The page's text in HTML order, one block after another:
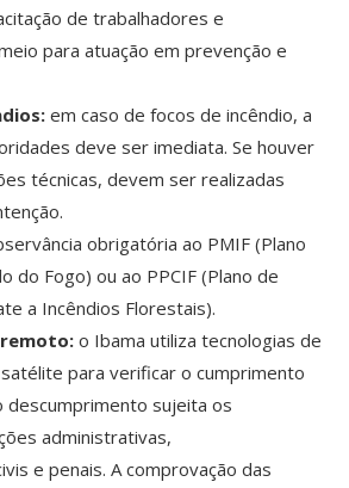
de trabalhadores e
para atuação em prevenção e
em caso de focos de incêndio, a
deve ser imediata. Se houver
técnicas, devem ser realizadas
obrigatória ao PMIF (Plano
do Fogo) ou ao PPCIF (Plano de
a Incêndios Florestais).
o Ibama utiliza tecnologias de
para verificar o cumprimento
descumprimento sujeita os
administrativas,
e penais. A comprovação das